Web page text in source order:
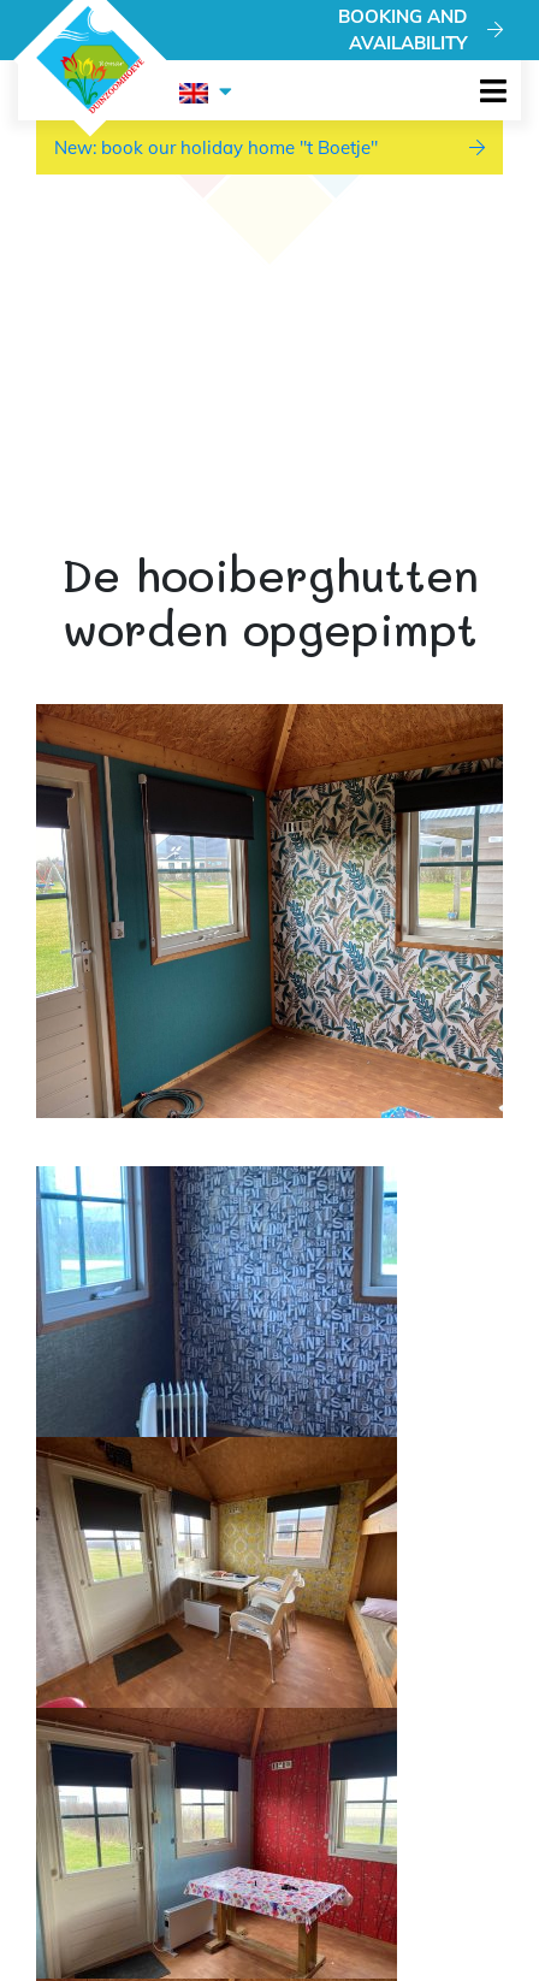
BOOKING AND
AVAILABILITY
New: book our holiday home "t Boetje"
New: book our holiday home "t Boetje"
De hooiberghutten
worden opgepimpt